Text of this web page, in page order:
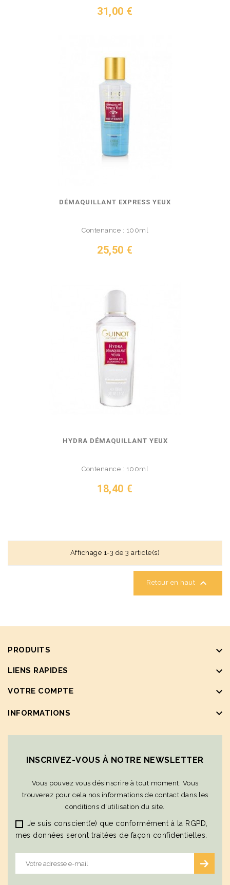
Prix
31,00 €
VOIR LE PRODUIT
DÉMAQUILLANT EXPRESS YEUX
Contenance : 100ml
Prix
25,50 €
VOIR LE PRODUIT
HYDRA DÉMAQUILLANT YEUX
Contenance : 100ml
Prix
18,40 €
VOIR LE PRODUIT
Affichage 1-3 de 3 article(s)
Retour en haut 
PRODUITS keyboard_arrow_down
LIENS RAPIDES keyboard_arrow_down
VOTRE COMPTE keyboard_arrow_down
INFORMATIONS keyboard_arrow_down
INSCRIVEZ-VOUS À NOTRE NEWSLETTER
Vous pouvez vous désinscrire à tout moment. Vous
trouverez pour cela nos informations de contact dans les
conditions d'utilisation du site.
Je suis conscient(e) que conformément à la RGPD,
mes données seront traitées de façon confidentielles.